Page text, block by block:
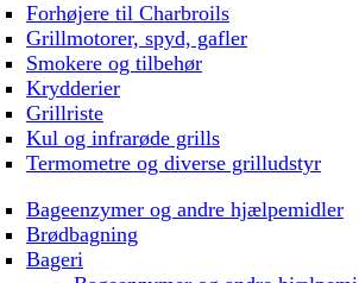
Forhøjere til Charbroils
Grillmotorer, spyd, gafler
Smokere og tilbehør
Krydderier
Grillriste
Kul og infrarøde grills
Termometre og diverse grilludstyr
Bageenzymer og andre hjælpemidler
Brødbagning
Bageri